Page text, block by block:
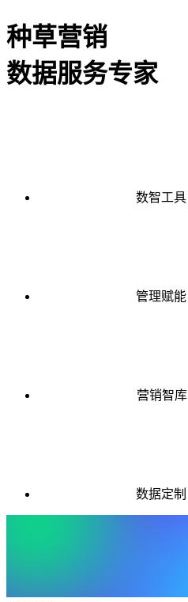
种草营销
数据服务专家
数智工具
管理赋能
营销智库
数据定制